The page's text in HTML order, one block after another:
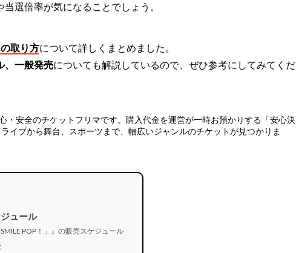
選倍率が気になることでしょう。
取り方について詳しくまとめました。
、一般発売についても解説しているので、ぜひ参考にしてみてくだ
・安全のチケットフリマです。購入代金を運営が一時お預かりする「安心決
イブから舞台、スポーツまで、幅広いジャンルのチケットが見つかりま
ュール
POP！」』の販売スケジュール